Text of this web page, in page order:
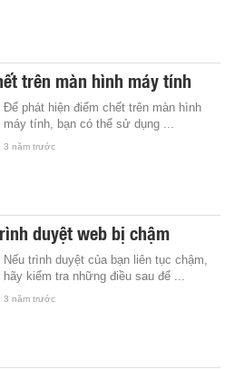
trên màn hình máy tính
Để phát hiện điểm chết trên màn hình
máy tính, bạn có thể sử dụng ...
3 năm trước
duyệt web bị chậm
Nếu trình duyệt của bạn liên tục chậm,
hãy kiểm tra những điều sau để ...
3 năm trước